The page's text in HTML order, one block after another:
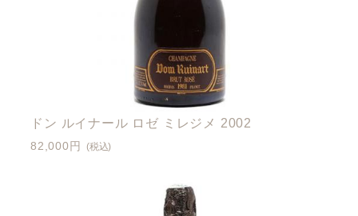
ドン ルイナール ロゼ ミレジメ 2002
82,000円 (税込)